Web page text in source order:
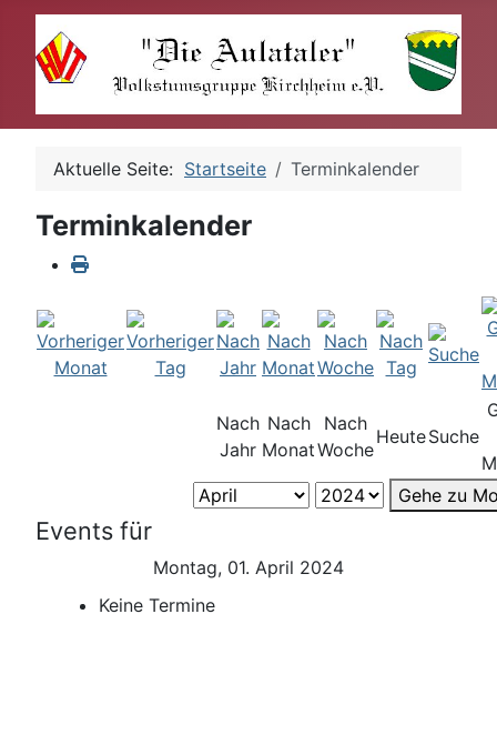
Aktuelle Seite: Startseite Terminkalender
Terminkalender
Nach
Jahr
Nach
Monat
Nach
Woche
HeuteSuche
Gehe zu
Events für
Montag, 01. April 2024
Keine Termine